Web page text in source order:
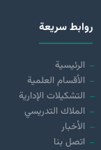
روابط سريعة
الرئيسية
الأقسام العلمية
التشكيلات الإدارية
الملاك التدريسي
الأخبار
اتصل بنا